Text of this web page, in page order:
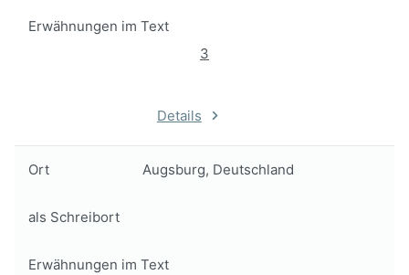
Erwähnungen im Text
3
Details
Ort Augsburg, Deutschland
als Schreibort
Erwähnungen im Text